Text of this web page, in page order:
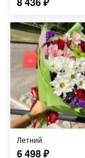
Летний
6 498₽